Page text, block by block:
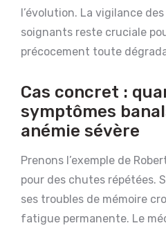
l’évolution. La vigilance
soignants reste cruciale
précocement toute
Cas concret :
symptômes
anémie sévère
Prenons l’exemple de
pour des chutes répétées.
ses troubles de mémoire
fatigue permanente. Le